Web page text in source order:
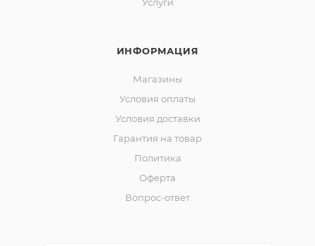
Услуги
ИНФОРМАЦИЯ
Магазины
Условия оплаты
Условия доставки
Гарантия на товар
Политика
Оферта
Вопрос-ответ